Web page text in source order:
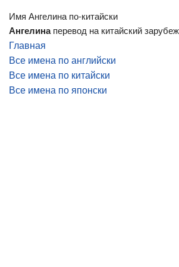
Имя Ангелина по-китайски
Ангелинаперевод на китайский
Главная
Все имена по английски
Все имена по китайски
Все имена по японски